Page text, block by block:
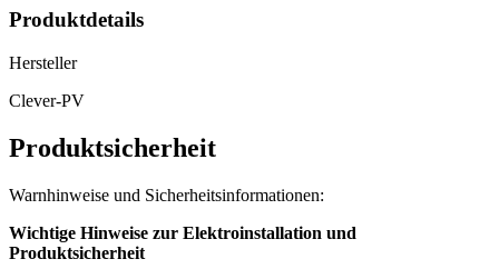
Produktdetails
Hersteller
Clever-PV
Produktsicherheit
Warnhinweise und Sicherheitsinformationen:
Wichtige Hinweise zur Elektroinstallation und
Produktsicherheit